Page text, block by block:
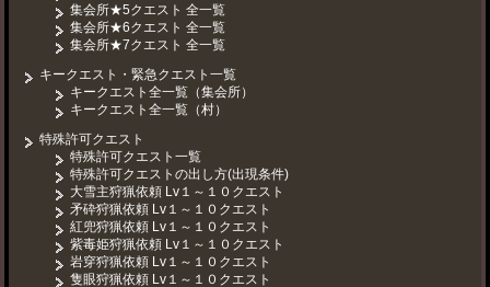
集会所★5クエスト 全一覧
集会所★6クエスト 全一覧
集会所★7クエスト 全一覧
キークエスト・緊急クエスト一覧
キークエスト全一覧（集会所）
キークエスト全一覧（村）
特殊許可クエスト
特殊許可クエスト一覧
特殊許可クエストの出し方(出現条件)
大雪主狩猟依頼 Lv１～１０クエスト
矛砕狩猟依頼 Lv１～１０クエスト
紅兜狩猟依頼 Lv１～１０クエスト
紫毒姫狩猟依頼 Lv１～１０クエスト
岩穿狩猟依頼 Lv１～１０クエスト
隻眼狩猟依頼 Lv１～１０クエスト